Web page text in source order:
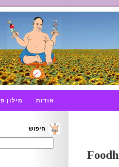
אודות מילון
חיפוש